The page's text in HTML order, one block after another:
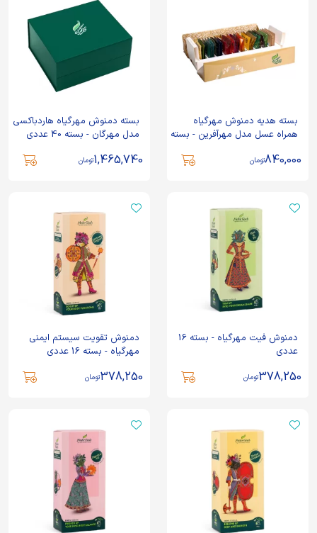
بسته هدیه دمنوش مهرگیاه
همراه عسل مدل مهرآفرین - بسته
840,000تومان
بسته دمنوش مهرگیاه هاردباکسی
مدل مهرگان - بسته 40 عددی
1,465,740تومان
دمنوش فیت مهرگیاه - بسته 16
عددی
378,250تومان
دمنوش تقویت سیستم ایمنی
مهرگیاه - بسته 16 عددی
378,250تومان